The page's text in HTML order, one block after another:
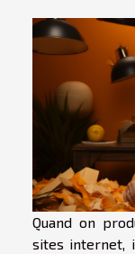
Quand on
sites internet,